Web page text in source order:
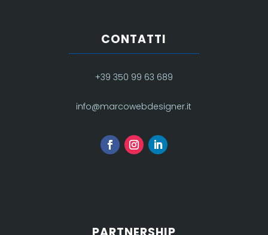
CONTATTI
+39 350 99 63 689
info@marcowebdesigner.it